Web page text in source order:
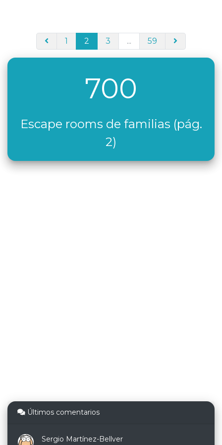
1 2 3 ... 59
700
Escape rooms de familias (pág.
2)
Últimos comentarios
Sergio Martínez-Bellver